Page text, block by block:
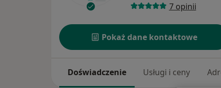
7 opinii
Pokaż dane kontaktowe
Doświadczenie Usługi i ceny